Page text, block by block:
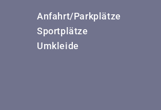
Anfahrt/Parkplätze
Sportplätze
Umkleide